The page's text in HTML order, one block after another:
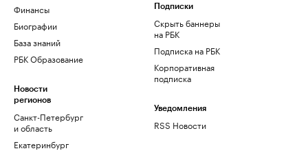
Финансы
Биографии
База знаний
РБК Образование
Новости
регионов
Санкт-Петербург
и область
Екатеринбург
Подписки
Скрыть баннеры
на РБК
Подписка на РБК
Корпоративная
подписка
Уведомления
RSS Новости